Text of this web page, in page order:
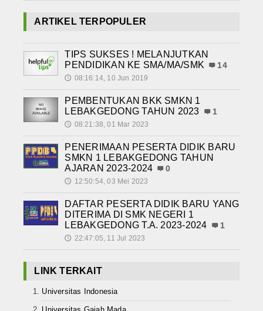
ARTIKEL TERPOPULER
TIPS SUKSES ! MELANJUTKAN
PENDIDIKAN KE SMA/MA/SMK
14
🕔 08:16:14, 10 Jun 2019
PEMBENTUKAN BKK SMKN 1
LEBAKGEDONG TAHUN 2023
1
🕔 08:21:38, 01 Mar 2023
PENERIMAAN PESERTA DIDIK BARU
SMKN 1 LEBAKGEDONG TAHUN
AJARAN 2023-2024
0
🕔 12:50:54, 03 Mei 2023
DAFTAR PESERTA DIDIK BARU YANG
DITERIMA DI SMK NEGERI 1
LEBAKGEDONG T.A. 2023-2024
1
🕔 22:47:05, 11 Jul 2023
LINK TERKAIT
Universitas Indonesia